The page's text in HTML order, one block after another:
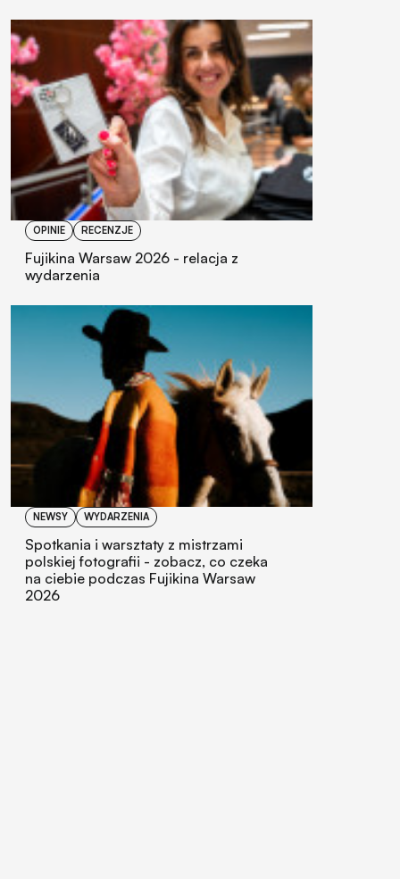
OPINIE RECENZJE
Fujikina Warsaw 2026 - relacja z
wydarzenia
NEWSY WYDARZENIA
Spotkania i warsztaty z mistrzami
polskiej fotografii - zobacz, co czeka
na ciebie podczas Fujikina Warsaw
2026